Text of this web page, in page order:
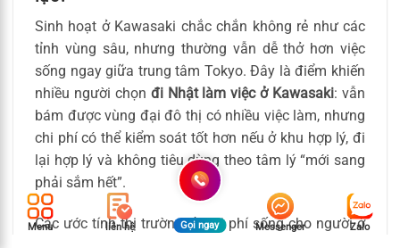
Sinh hoạt ở Kawasaki chắc chắn không rẻ như các
tỉnh vùng sâu, nhưng thường vẫn dễ thở hơn việc
sống ngay giữa trung tâm Tokyo. Đây là điểm khiến
nhiều người chọn đi Nhật làm việc ở Kawasaki: vẫn
bám được vùng đại đô thị có nhiều việc làm, nhưng
chi phí có thể kiểm soát tốt hơn nếu ở khu hợp lý, đi
lại hợp lý và không tiêu dùng theo tâm lý “mới sang
phải sắm hết”.
Các ước tính thị trường về chi phí sống cho người ở
Menu liên hệ Gọi ngay Messenger Zalo